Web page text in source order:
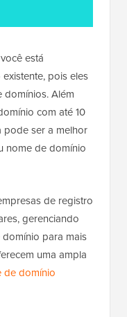
está
pois eles
domínios. Além
com até 10
pode ser a melhor
nome de domínio
de registro
gerenciando
para mais
uma ampla
de domínio